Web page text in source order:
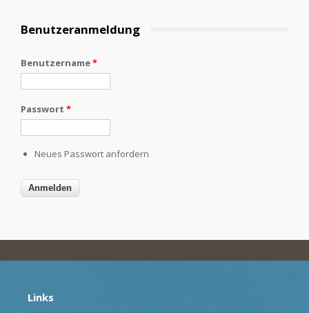
Benutzeranmeldung
Benutzername*
Passwort *
Neues Passwort anfordern
Links